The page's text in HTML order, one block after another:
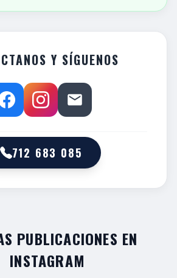
Y SÍGUENOS
712 683 085
PUBLICACIONES EN
INSTAGRAM